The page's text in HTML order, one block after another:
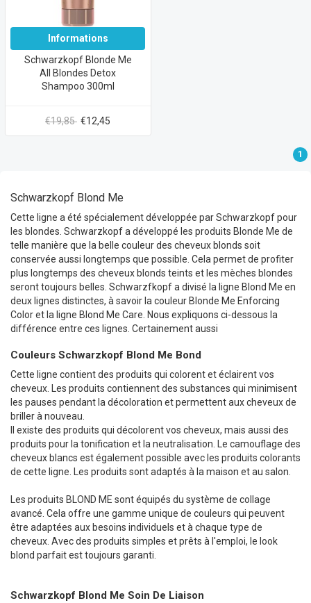
Informations
Schwarzkopf Blonde Me
All Blondes Detox
Shampoo 300ml
€19,85 €12,45
1
Schwarzkopf Blond Me
Cette ligne a été spécialement développée par Schwarzkopf pour
les blondes. Schwarzkopf a développé les produits Blonde Me de
telle manière que la belle couleur des cheveux blonds soit
conservée aussi longtemps que possible. Cela permet de profiter
plus longtemps des cheveux blonds teints et les mèches blondes
seront toujours belles. Schwarzfkopf a divisé la ligne Blond Me en
deux lignes distinctes, à savoir la couleur Blonde Me Enforcing
Color et la ligne Blond Me Care. Nous expliquons ci-dessous la
différence entre ces lignes. Certainement aussi
Couleurs Schwarzkopf Blond Me Bond
Cette ligne contient des produits qui colorent et éclairent vos
cheveux. Les produits contiennent des substances qui minimisent
les pauses pendant la décoloration et permettent aux cheveux de
briller à nouveau.
Il existe des produits qui décolorent vos cheveux, mais aussi des
produits pour la tonification et la neutralisation. Le camouflage des
cheveux blancs est également possible avec les produits colorants
de cette ligne. Les produits sont adaptés à la maison et au salon.
Les produits BLOND ME sont équipés du système de collage
avancé. Cela offre une gamme unique de couleurs qui peuvent
être adaptées aux besoins individuels et à chaque type de
cheveux. Avec des produits simples et prêts à l'emploi, le look
blond parfait est toujours garanti.
Schwarzkopf Blond Me Soin De Liaison